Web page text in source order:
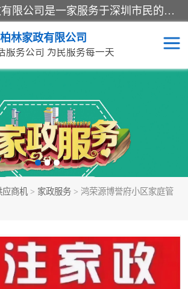
深圳市柏林家政有限公司是一家服务于深圳市民的专业家政公司。致力于为客户提供高质量、多维度的家庭服务，包括养老、母婴、月嫂育婴早教、康复理疗、家电清洗和保洁等方面的专业服务。
林家政有限公司
服务公司 为民服务每一天
应商机 > 家政服务 > 鸿荣源博誉府小区家庭管
护工月嫂
家政服务